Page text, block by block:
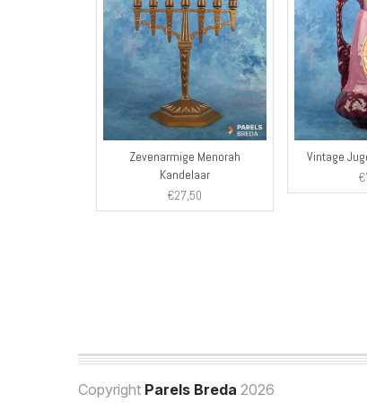
Zevenarmige Menorah
Kandelaar
€27,50
Vintage
€
Copyright Parels Breda 2026